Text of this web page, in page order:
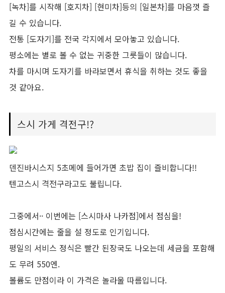
[녹차]를 시작해 [호지차] [현미차]등의 [일본차]를 마음껏 즐
길 수 있습니다.
전통 [도자기]를 전국 각지에서 모아놓고 있습니다.
평소에는 별로 볼 수 없는 귀중한 그릇들이 많습니다.
차를 마시며 도자기를 바라보면서 휴식을 취하는 것도 좋을
것 같아요.
스시 가게 격전구!?
덴진바시스지 5초메에 들어가면 초밥 집이 즐비합니다!!
텐고스시 격전구라고도 불립니다.
그중에서·· 이번에는 [스시마사 나카점]에서 점심을!
점심시간에는 줄을 설 정도로 인기입니다.
평일의 서비스 정식은 빨간 된장국도 나오는데 세금을 포함해
도 무려 550엔.
볼륨도 만점이라 이 가격은 놀라울 따름입니다.